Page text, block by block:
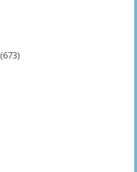
(673)